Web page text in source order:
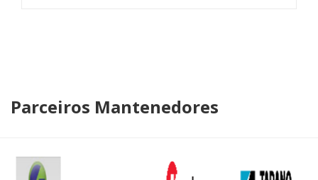
Parceiros Mantenedores